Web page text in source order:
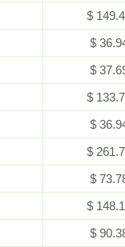
$
$
$
$
$
$
$
$
$